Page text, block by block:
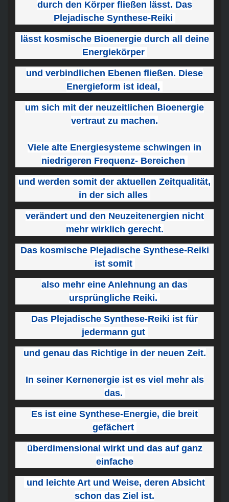
durch den Körper fließen lässt. Das
Plejadische Synthese-Reiki
lässt kosmische Bioenergie durch all deine
Energiekörper
und verbindlichen Ebenen fließen. Diese
Energieform ist ideal,
um sich mit der neuzeitlichen Bioenergie
vertraut zu machen.
Viele alte Energiesysteme schwingen in
niedrigeren Frequenz- Bereichen
und werden somit der aktuellen Zeitqualität,
in der sich alles
verändert und den Neuzeitenergien nicht
mehr wirklich gerecht.
Das kosmische Plejadische Synthese-Reiki
ist somit
also mehr eine Anlehnung an das
ursprüngliche Reiki.
Das Plejadische Synthese-Reiki ist für
jedermann gut
und genau das Richtige in der neuen Zeit.
In seiner Kernenergie ist es viel mehr als
das.
Es ist eine Synthese-Energie, die breit
gefächert
überdimensional wirkt und das auf ganz
einfache
und leichte Art und Weise, deren Absicht
schon das Ziel ist.